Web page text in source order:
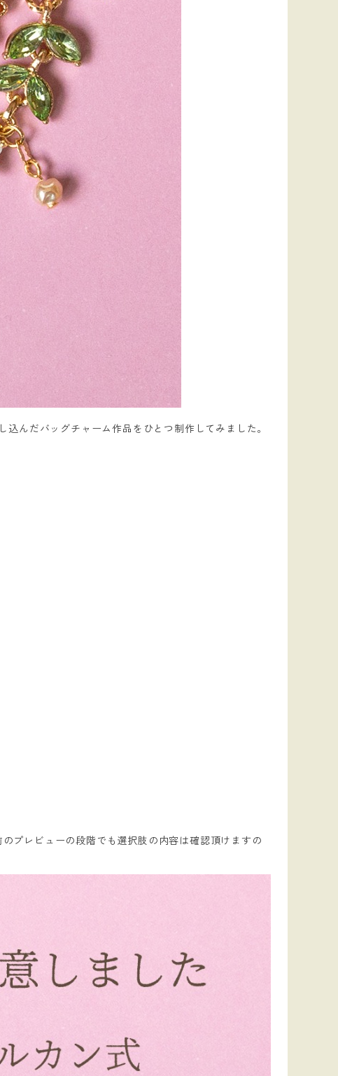
んだバッグチャーム作品をひとつ制作してみました。
プレビューの段階でも選択肢の内容は確認頂けますの